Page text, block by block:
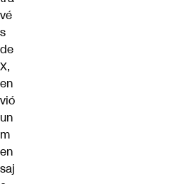
vé
s
de
X,
en
vió
un
m
en
saj